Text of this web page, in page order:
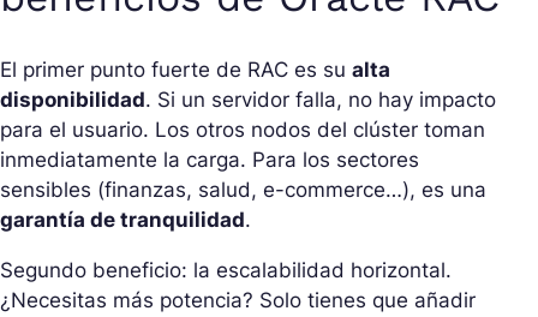
El primer punto fuerte de RAC es su alta
disponibilidad. Si un servidor falla, no hay impacto
para el usuario. Los otros nodos del clúster toman
inmediatamente la carga. Para los sectores
sensibles (finanzas, salud, e-commerce…), es una
garantía de tranquilidad.
Segundo beneficio: la escalabilidad horizontal.
¿Necesitas más potencia? Solo tienes que añadir